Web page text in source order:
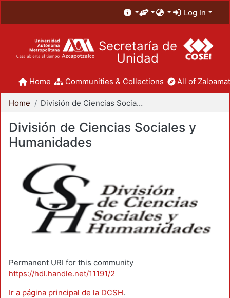
Log In
Secretaría de
Unidad
Home Communities & Collections All of
Home División de Ciencias Sociales y Humanidades
División de Ciencias Sociales y
Humanidades
Permanent URI for this community
https://hdl.handle.net/11191/2
Ir a página principal de la DCSH.